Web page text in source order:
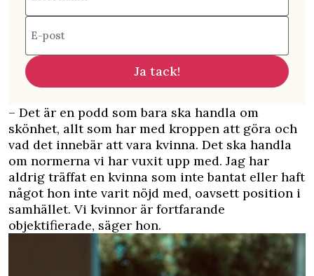
E-post
Ja tack!
– Det är en podd som bara ska handla om
skönhet, allt som har med kroppen att göra och
vad det innebär att vara kvinna. Det ska handla
om normerna vi har vuxit upp med. Jag har
aldrig träffat en kvinna som inte bantat eller haft
något hon inte varit nöjd med, oavsett position i
samhället. Vi kvinnor är fortfarande
objektifierade, säger hon.